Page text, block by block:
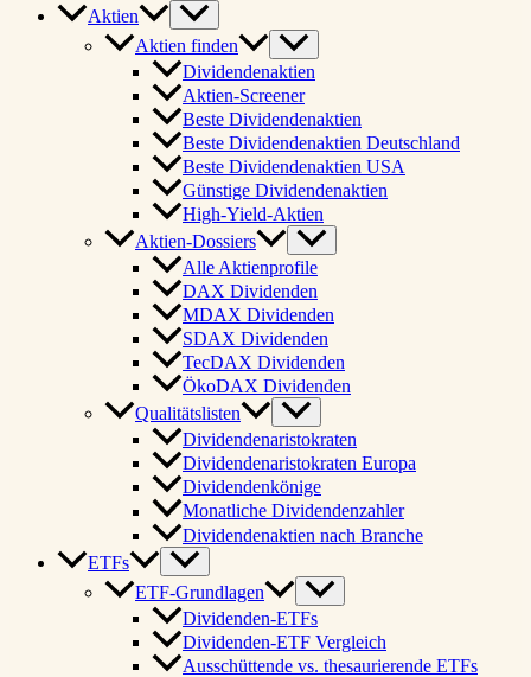
Aktien
Aktien finden
Dividendenaktien
Aktien-Screener
Beste Dividendenaktien
Beste Dividendenaktien Deutschland
Beste Dividendenaktien USA
Günstige Dividendenaktien
High-Yield-Aktien
Aktien-Dossiers
Alle Aktienprofile
DAX Dividenden
MDAX Dividenden
SDAX Dividenden
TecDAX Dividenden
ÖkoDAX Dividenden
Qualitätslisten
Dividendenaristokraten
Dividendenaristokraten Europa
Dividendenkönige
Monatliche Dividendenzahler
Dividendenaktien nach Branche
ETFs
ETF-Grundlagen
Dividenden-ETFs
Dividenden-ETF Vergleich
Ausschüttende vs. thesaurierende ETFs